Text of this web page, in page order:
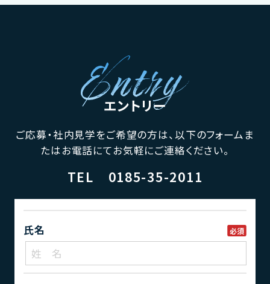
エントリー
ご応募・社内見学をご希望の方は、以下のフォームま
たはお電話にてお気軽にご連絡ください。
TEL 0185-35-2011
氏名 必須